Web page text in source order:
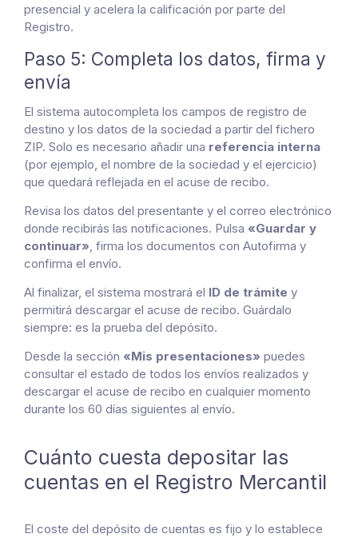
presencial y acelera la calificación por parte del
Registro.
Paso 5: Completa los datos, firma y
envía
El sistema autocompleta los campos de registro de
destino y los datos de la sociedad a partir del fichero
ZIP. Solo es necesario añadir una referencia interna
(por ejemplo, el nombre de la sociedad y el ejercicio)
que quedará reflejada en el acuse de recibo.
Revisa los datos del presentante y el correo electrónico
donde recibirás las notificaciones. Pulsa «Guardar y
continuar» , firma los documentos con Autofirma y
confirma el envío.
Al finalizar, el sistema mostrará el ID de trámite y
permitirá descargar el acuse de recibo. Guárdalo
siempre: es la prueba del depósito.
Desde la sección «Mis presentaciones» puedes
consultar el estado de todos los envíos realizados y
descargar el acuse de recibo en cualquier momento
durante los 60 días siguientes al envío.
Cuánto cuesta depositar las
cuentas en el Registro Mercantil
El coste del depósito de cuentas es fijo y lo establece